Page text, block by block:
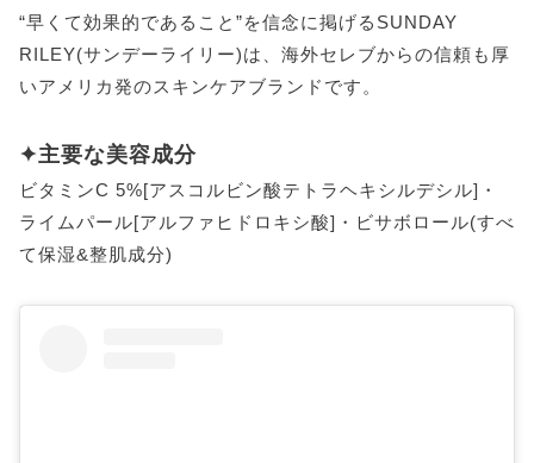
“早くて効果的であること”を信念に掲げるSUNDAY
RILEY(サンデーライリー)は、海外セレブからの信頼も厚
いアメリカ発のスキンケアブランドです。
✦主要な美容成分
ビタミンC 5%[アスコルビン酸テトラヘキシルデシル]・
ライムパール[アルファヒドロキシ酸]・ビサボロール(すべ
て保湿&整肌成分)